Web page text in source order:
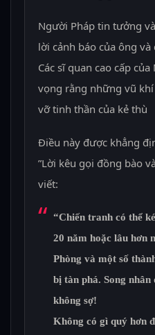
Người Pháp tin tưởng
lời cảnh báo của ông
Các sĩ quan cao cấp
vọng rằng những vũ khí
vỡ tinh thần của kẻ thù
Điều này được khẳng
”Lời kêu gọi đồng bào
viết:
“Chiến tranh có thể
20 năm hoặc lâu hơn
Phòng và một số
bị tàn phá. Song
không sợ!
Không có gì quý hơn